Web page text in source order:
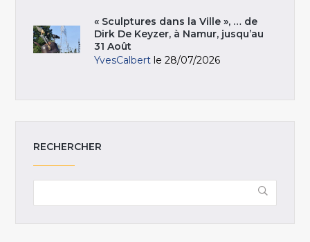
« Sculptures dans la Ville », … de
Dirk De Keyzer, à Namur, jusqu’au
31 Août
YvesCalbert le 28/07/2026
RECHERCHER